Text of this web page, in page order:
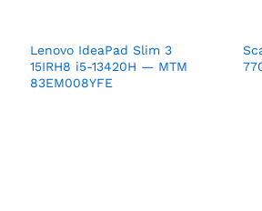
Lenovo IdeaPad Slim 3
15IRH8 i5-13420H — MTM
83EM008YFE